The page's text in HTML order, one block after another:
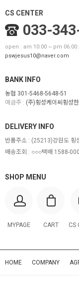
CS CENTER
033-
open : am 10:00 ~ pm 06:00
pswjesus10@naver.com
BANK INFO
농협 301-5468-5648-51
예금주 : (주)횡성케이씨횡성
SHOP MENU
MYPAGE CART CS
DELIVERY INFO
반품주소 : (25213)강원도 횡
배송조회 : ○○○택배 1588-
HOME COMPANY